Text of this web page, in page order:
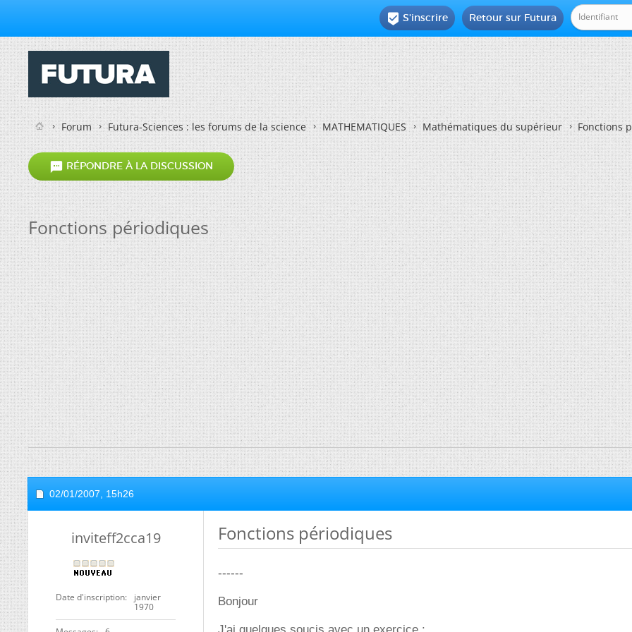
Retour sur Futura
 S'inscrire
Forum Futura-Sciences : les forums de la science MATHEMATIQUES Mathématiques du supérieur Fonctions
 RÉPONDRE À LA DISCUSSION
Fonctions périodiques
02/01/2007, 15h26
inviteff2cca19
Date d'inscription
janvier
1970
Fonctions périodiques
------
Bonjour